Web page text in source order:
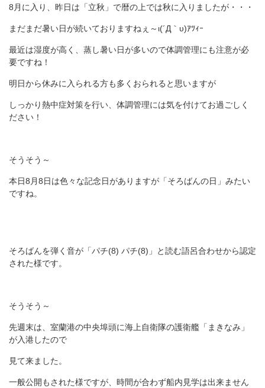
8月に入り、昨日は「立秋」で暦の上では秋に入りましたが・・・
まだまだ暑い日が続いておりますねぇ～ι(´Д｀υ)ｱﾂｨｰ
最近は湿度が高く、蒸し暑い日が多いので体調管理にも注意が必
要ですね！
明日から休みに入られる方も多くおられると思いますが
しっかり熱中症対策を行い、体調管理には気を付けてお過ごしく
ださい！
そうそう～
本日8月8日は色々な記念日がありますが「そろばんの日」みたい
ですね。
そろばんを弾く音が「パチ(8) パチ(8)」と読む語呂合わせから認定
された様です。
そうそう～
先週末は、室蘭港の中央埠頭に海上自衛隊の護衛艦「まきなみ」
が入港したので
見て来ました。
一般公開もされた様ですが、時間が合わず船内見学は出来ません